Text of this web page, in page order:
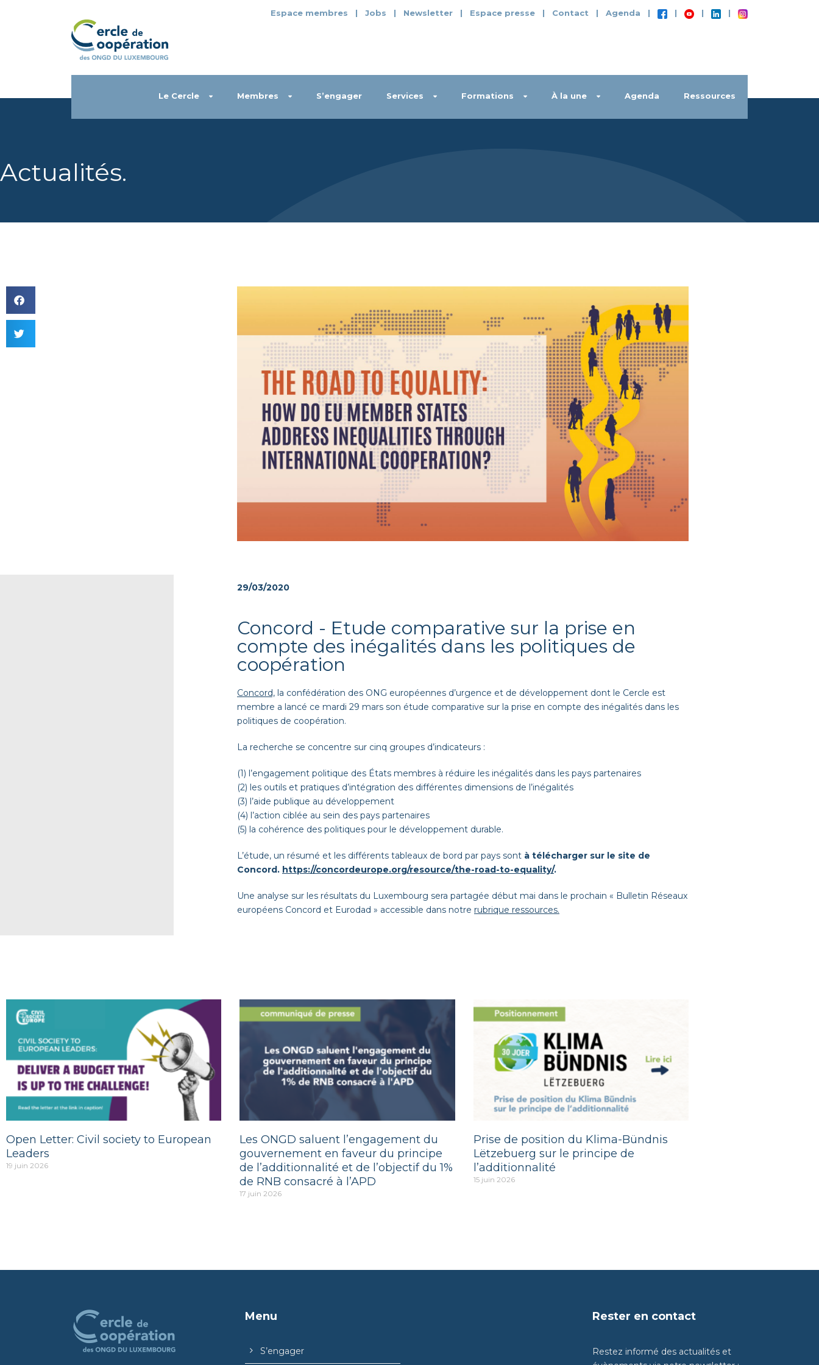
Espace membres | Jobs | Newsletter | Espace presse | Contact | Agenda | | | |
Le Cercle Membres S’engager Services Formations À la une Agenda Ressources
Actualités.
29/03/2020
Concord - Etude comparative sur la prise en
compte des inégalités dans les politiques de
coopération
Concord, la confédération des ONG européennes d’urgence et de développement dont le Cercle est
membre a lancé ce mardi 29 mars son étude comparative sur la prise en compte des inégalités dans les
politiques de coopération.
La recherche se concentre sur cinq groupes d’indicateurs :
(1) l’engagement politique des États membres à réduire les inégalités dans les pays partenaires
(2) les outils et pratiques d’intégration des différentes dimensions de l’inégalités
(3) l’aide publique au développement
(4) l’action ciblée au sein des pays partenaires
(5) la cohérence des politiques pour le développement durable.
L’étude, un résumé et les différents tableaux de bord par pays sont à télécharger sur le site de
Concord. https://concordeurope.org/resource/the-road-to-equality/.
Une analyse sur les résultats du Luxembourg sera partagée début mai dans le prochain « Bulletin Réseaux
européens Concord et Eurodad » accessible dans notre rubrique ressources.
Open Letter: Civil society to European
Leaders
19 juin 2026
Les ONGD saluent l’engagement du
gouvernement en faveur du principe
de l’additionnalité et de l’objectif du 1%
de RNB consacré à l’APD
17 juin 2026
Prise de position du Klima-Bündnis
Lëtzebuerg sur le principe de
l’additionnalité
15 juin 2026
Menu
S’engager
Rester en contact
Restez informé des actualités et